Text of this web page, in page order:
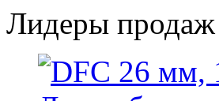
Лидеры продаж